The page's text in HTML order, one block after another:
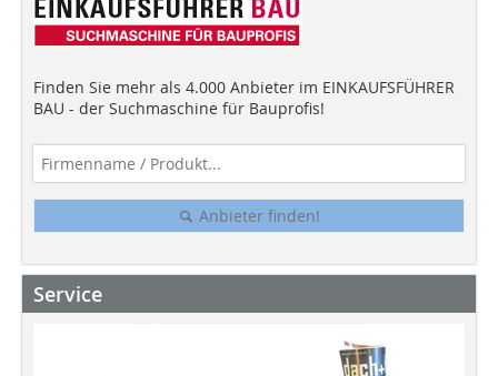
Finden Sie mehr als 4.000 Anbieter im EINKAUFSFÜHRER
BAU - der Suchmaschine für Bauprofis!
Anbieter finden!
Service